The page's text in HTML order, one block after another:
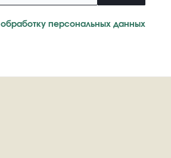
обработку персональных данных